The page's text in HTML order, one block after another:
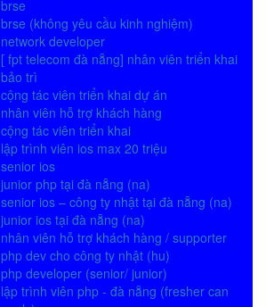
brse
brse (không yêu cầu kinh nghiệm)
network developer
[ fpt telecom đà nẵng] nhân viên triển khai
bảo trì
cộng tác viên triển khai dự án
nhân viên hỗ trợ khách hàng
cộng tác viên triển khai
lập trình viên ios max 20 triệu
senior ios
junior php tại đà nẵng (na)
senior ios – công ty nhật tại đà nẵng (na)
junior ios tại đà nẵng (na)
nhân viên hỗ trợ khách hàng / supporter
php dev cho công ty nhật (hu)
php developer (senior/ junior)
lập trình viên php - đà nẵng (fresher can